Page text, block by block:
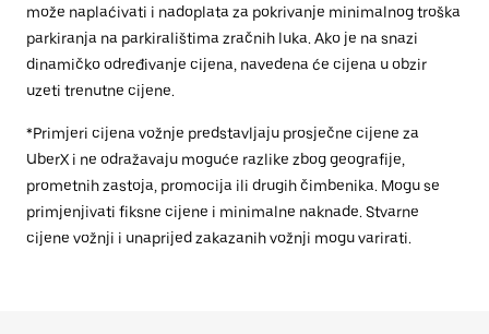
može naplaćivati i nadoplata za pokrivanje minimalnog troška
parkiranja na parkiralištima zračnih luka. Ako je na snazi
dinamičko određivanje cijena, navedena će cijena u obzir
uzeti trenutne cijene.
*Primjeri cijena vožnje predstavljaju prosječne cijene za
UberX i ne odražavaju moguće razlike zbog geografije,
prometnih zastoja, promocija ili drugih čimbenika. Mogu se
primjenjivati fiksne cijene i minimalne naknade. Stvarne
cijene vožnji i unaprijed zakazanih vožnji mogu varirati.